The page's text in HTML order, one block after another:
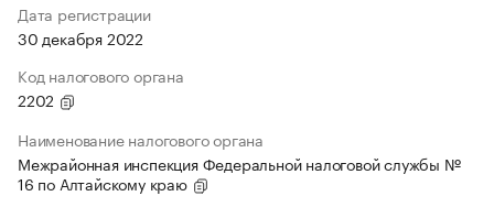
Дата регистрации
30 декабря 2022
Код налогового органа
2202
Наименование налогового органа
Межрайонная инспекция Федеральной налоговой службы №
16 по Алтайскому краю